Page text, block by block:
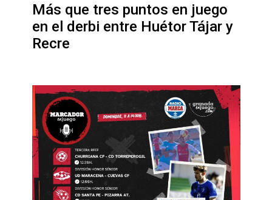
Más que tres puntos en juego
en el derbi entre Huétor Tájar y
Recre